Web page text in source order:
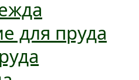
для пруда